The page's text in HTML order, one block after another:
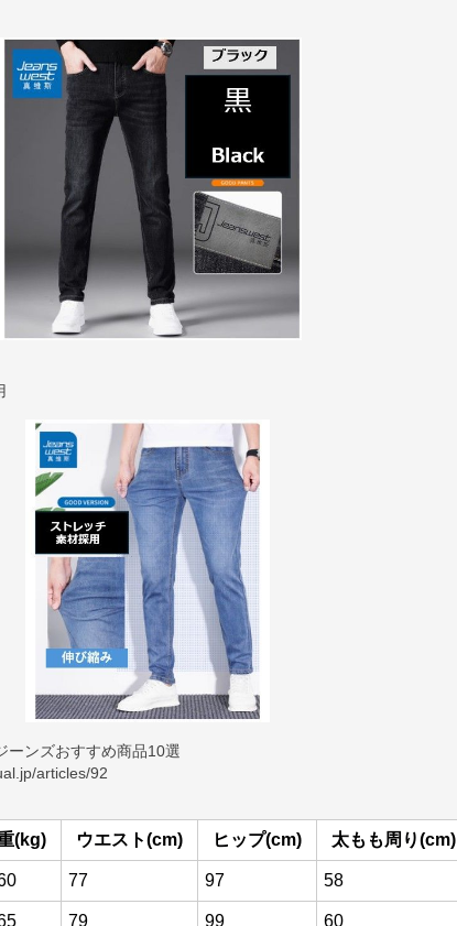
ンズおすすめ商品10選
articles/92
(kg) ウエスト(cm) ヒップ(cm) 太もも周り(cm)
77 97 58
79 99 60